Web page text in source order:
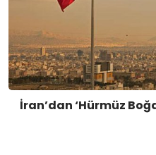
İran’dan ‘Hürmüz